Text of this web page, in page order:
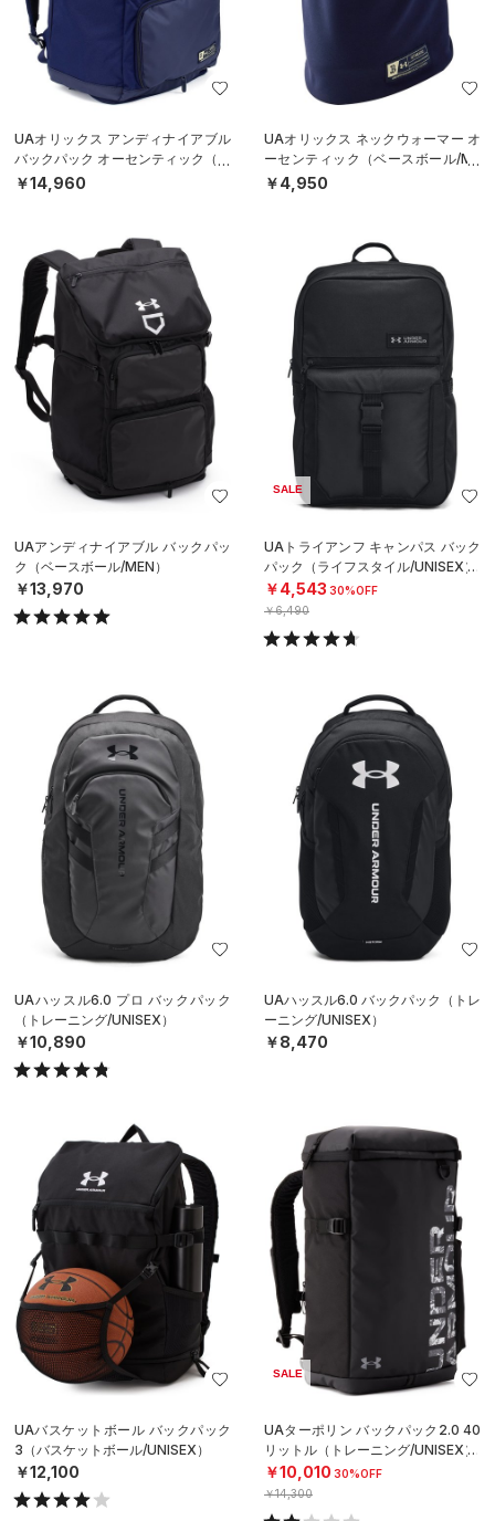
UAオリックス アンディナイアブル
バックパック オーセンティック（ベ
ースボール/MEN）
￥14,960
UAオリックス ネックウォーマー オ
ーセンティック（ベースボール/ME
N）
￥4,950
UAアンディナイアブル バックパッ
ク（ベースボール/MEN）
￥13,970
SALE
UAトライアンフ キャンパス バック
パック（ライフスタイル/UNISEX）
￥4,543 30%OFF
￥6,490
UAハッスル6.0 プロ バックパック
（トレーニング/UNISEX）
￥10,890
UAハッスル6.0 バックパック（トレ
ーニング/UNISEX）
￥8,470
UAバスケットボール バックパック
3（バスケットボール/UNISEX）
￥12,100
SALE
UAターポリン バックパック2.0 40
リットル（トレーニング/UNISEX）
￥10,010 30%OFF
￥14,300